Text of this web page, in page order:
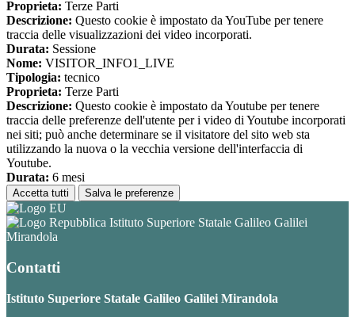
Proprieta: Terze Parti
Descrizione: Questo cookie è impostato da YouTube per tenere
traccia delle visualizzazioni dei video incorporati.
Durata: Sessione
Nome: VISITOR_INFO1_LIVE
Tipologia: tecnico
Proprieta: Terze Parti
Descrizione: Questo cookie è impostato da Youtube per tenere
traccia delle preferenze dell'utente per i video di Youtube incorporati
nei siti; può anche determinare se il visitatore del sito web sta
utilizzando la nuova o la vecchia versione dell'interfaccia di
Youtube.
Durata: 6 mesi
Accetta tutti Salva le preferenze
Istituto Superiore Statale Galileo Galilei
Mirandola
Contatti
Istituto Superiore Statale Galileo Galilei Mirandola